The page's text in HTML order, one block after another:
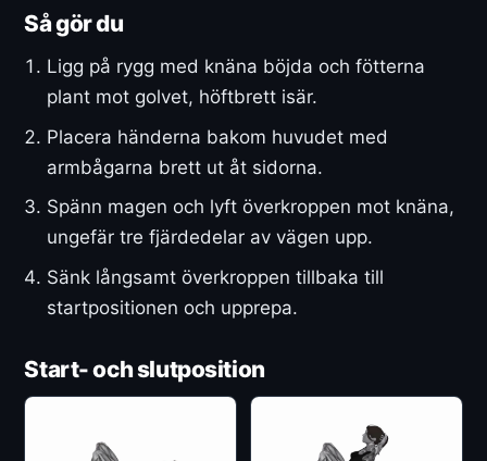
Så gör du
Ligg på rygg med knäna böjda och fötterna
plant mot golvet, höftbrett isär.
Placera händerna bakom huvudet med
armbågarna brett ut åt sidorna.
Spänn magen och lyft överkroppen mot knäna,
ungefär tre fjärdedelar av vägen upp.
Sänk långsamt överkroppen tillbaka till
startpositionen och upprepa.
Start- och slutposition